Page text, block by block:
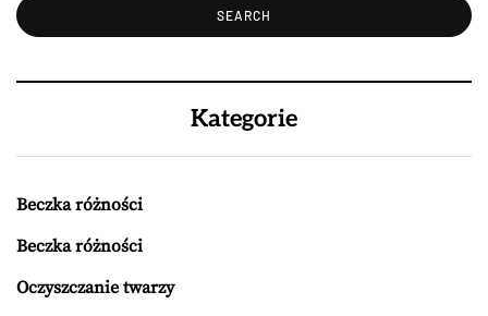
Kategorie
Beczka różności
Beczka różności
Oczyszczanie twarzy